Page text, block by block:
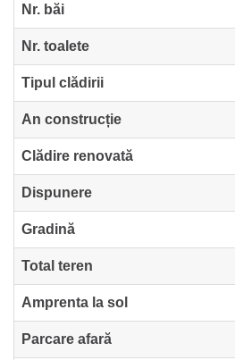
Nr. băi
Nr. toalete
Tipul clădirii
An construcție
Clădire renovată
Dispunere
Gradină
Total teren
Amprenta la sol
Parcare afară